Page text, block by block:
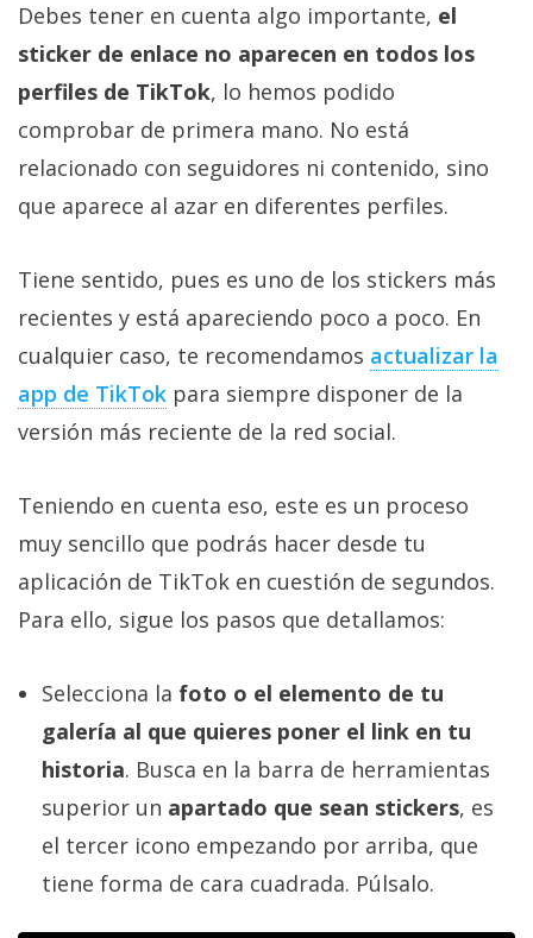
Debes tener en cuenta algo importante, el
sticker de enlace no aparecen en todos los
perfiles de TikTok, lo hemos podido
comprobar de primera mano. No está
relacionado con seguidores ni contenido, sino
que aparece al azar en diferentes perfiles.
Tiene sentido, pues es uno de los stickers más
recientes y está apareciendo poco a poco. En
cualquier caso, te recomendamos actualizar la
app de TikTok‎ para siempre disponer de la
versión más reciente de la red social.
Teniendo en cuenta eso, este es un proceso
muy sencillo que podrás hacer desde tu
aplicación de TikTok en cuestión de segundos.
Para ello, sigue los pasos que detallamos:
Selecciona la foto o el elemento de tu
galería al que quieres poner el link en tu
historia. Busca en la barra de herramientas
superior un apartado que sean stickers, es
el tercer icono empezando por arriba, que
tiene forma de cara cuadrada. Púlsalo.